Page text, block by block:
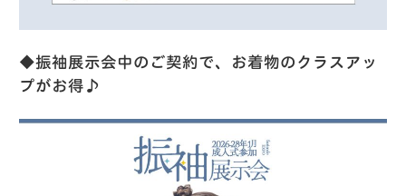
◆振袖展示会中のご契約で、お着物のクラスアッ
プがお得♪